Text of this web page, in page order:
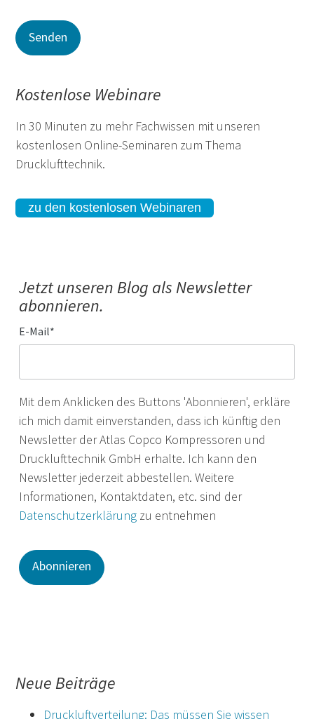
Kostenlose Webinare
In 30 Minuten zu mehr Fachwissen mit unseren
kostenlosen Online-Seminaren zum Thema
Drucklufttechnik.
zu den kostenlosen Webinaren
Jetzt unseren Blog als Newsletter
abonnieren.
E-Mail*
Mit dem Anklicken des Buttons 'Abonnieren', erkläre
ich mich damit einverstanden, dass ich künftig den
Newsletter der Atlas Copco Kompressoren und
Drucklufttechnik GmbH erhalte. Ich kann den
Newsletter jederzeit abbestellen. Weitere
Informationen, Kontaktdaten, etc. sind der
Datenschutzerklärungzu entnehmen
Neue Beiträge
Druckluftverteilung: Das müssen Sie wissen